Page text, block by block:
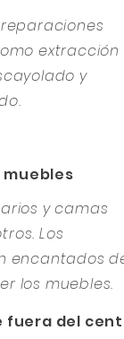
extracción
y
y camas
Los
encantados de
los muebles.
del